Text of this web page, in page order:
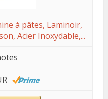
à pâtes, Laminoir,
Acier Inoxydable,...